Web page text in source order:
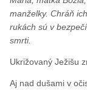
manželky. Chráň
rukách sú v
smrti.
Ukrižovaný Ježišu
Aj nad dušami v